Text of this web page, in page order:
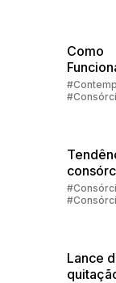
Como
de
2025
Lance